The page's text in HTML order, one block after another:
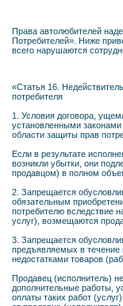
Права автолюбителей
Потребителей». Ниже
всего нарушаются
«Статья 16.
потребителя
1. Условия договора,
установленными
области защиты прав
Если в результате
возникли убытки, они
продавцом) в полном
2. Запрещается
обязательным
потребителю вследствие
услуг), возмещаются
3. Запрещается
предъявляемых в течение
недостатками товаров
Продавец (исполнитель)
дополнительные работы,
оплаты таких работ